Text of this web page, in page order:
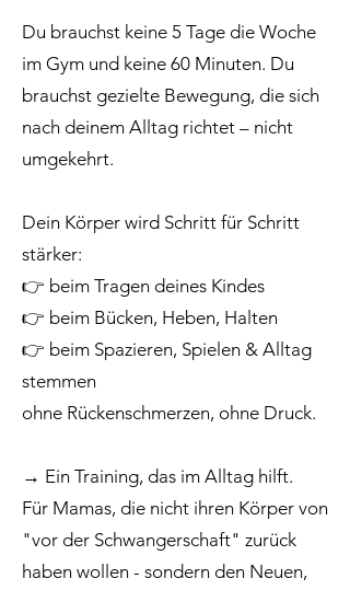
Du brauchst keine 5 Tage die Woche
im Gym und keine 60 Minuten. Du
brauchst gezielte Bewegung, die sich
nach deinem Alltag richtet – nicht
umgekehrt.
Dein Körper wird Schritt für Schritt
stärker:
👉 beim Tragen deines Kindes
👉 beim Bücken, Heben, Halten
👉 beim Spazieren, Spielen & Alltag
stemmen
ohne Rückenschmerzen, ohne Druck.
→ Ein Training, das im Alltag hilft.
Für Mamas, die nicht ihren Körper von
"vor der Schwangerschaft" zurück
haben wollen - sondern den Neuen,